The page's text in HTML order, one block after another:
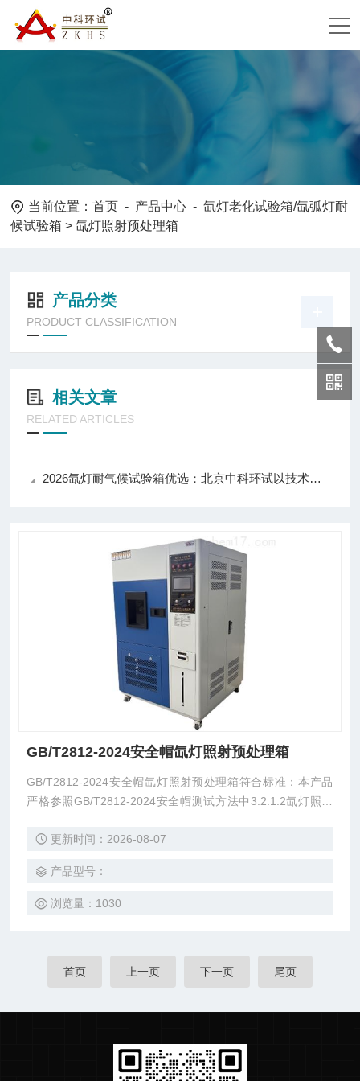
当前位置：首页 - 产品中心 -氙灯老化试验箱/氙弧灯耐
候试验箱 > 氙灯照射预处理箱
产品分类
PRODUCT CLASSIFICATION
相关文章
RELATED ARTICLES
2026氙灯耐气候试验箱优选：北京中科环试以技术实力推动行业应用升级
GB/T2812-2024安全帽氙灯照射预处理箱
GB/T2812-2024安全帽氙灯照射预处理箱符合标准：本产品
严格参照GB/T2812-2024安全帽测试方法中3.2.1.2氙灯照射
更新时间：2026-08-07
产品型号：
浏览量：1030
首页 上一页 下一页 尾页